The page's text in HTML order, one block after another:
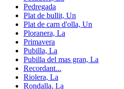
Pedregada
Plat de bullit, Un
Plat de carn d'olla, Un
Ploranera, La
Primavera
Pubilla, La
Pubilla del mas gran, La
Recordant...
Riolera, La
Rondalla, La